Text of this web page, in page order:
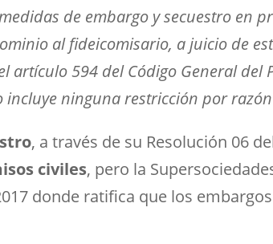
de embargo y secuestro en
al fideicomisario, a juicio de
594 del Código General del
ninguna restricción por
, a través de su Resolución 06
civiles, pero la
donde ratifica que los